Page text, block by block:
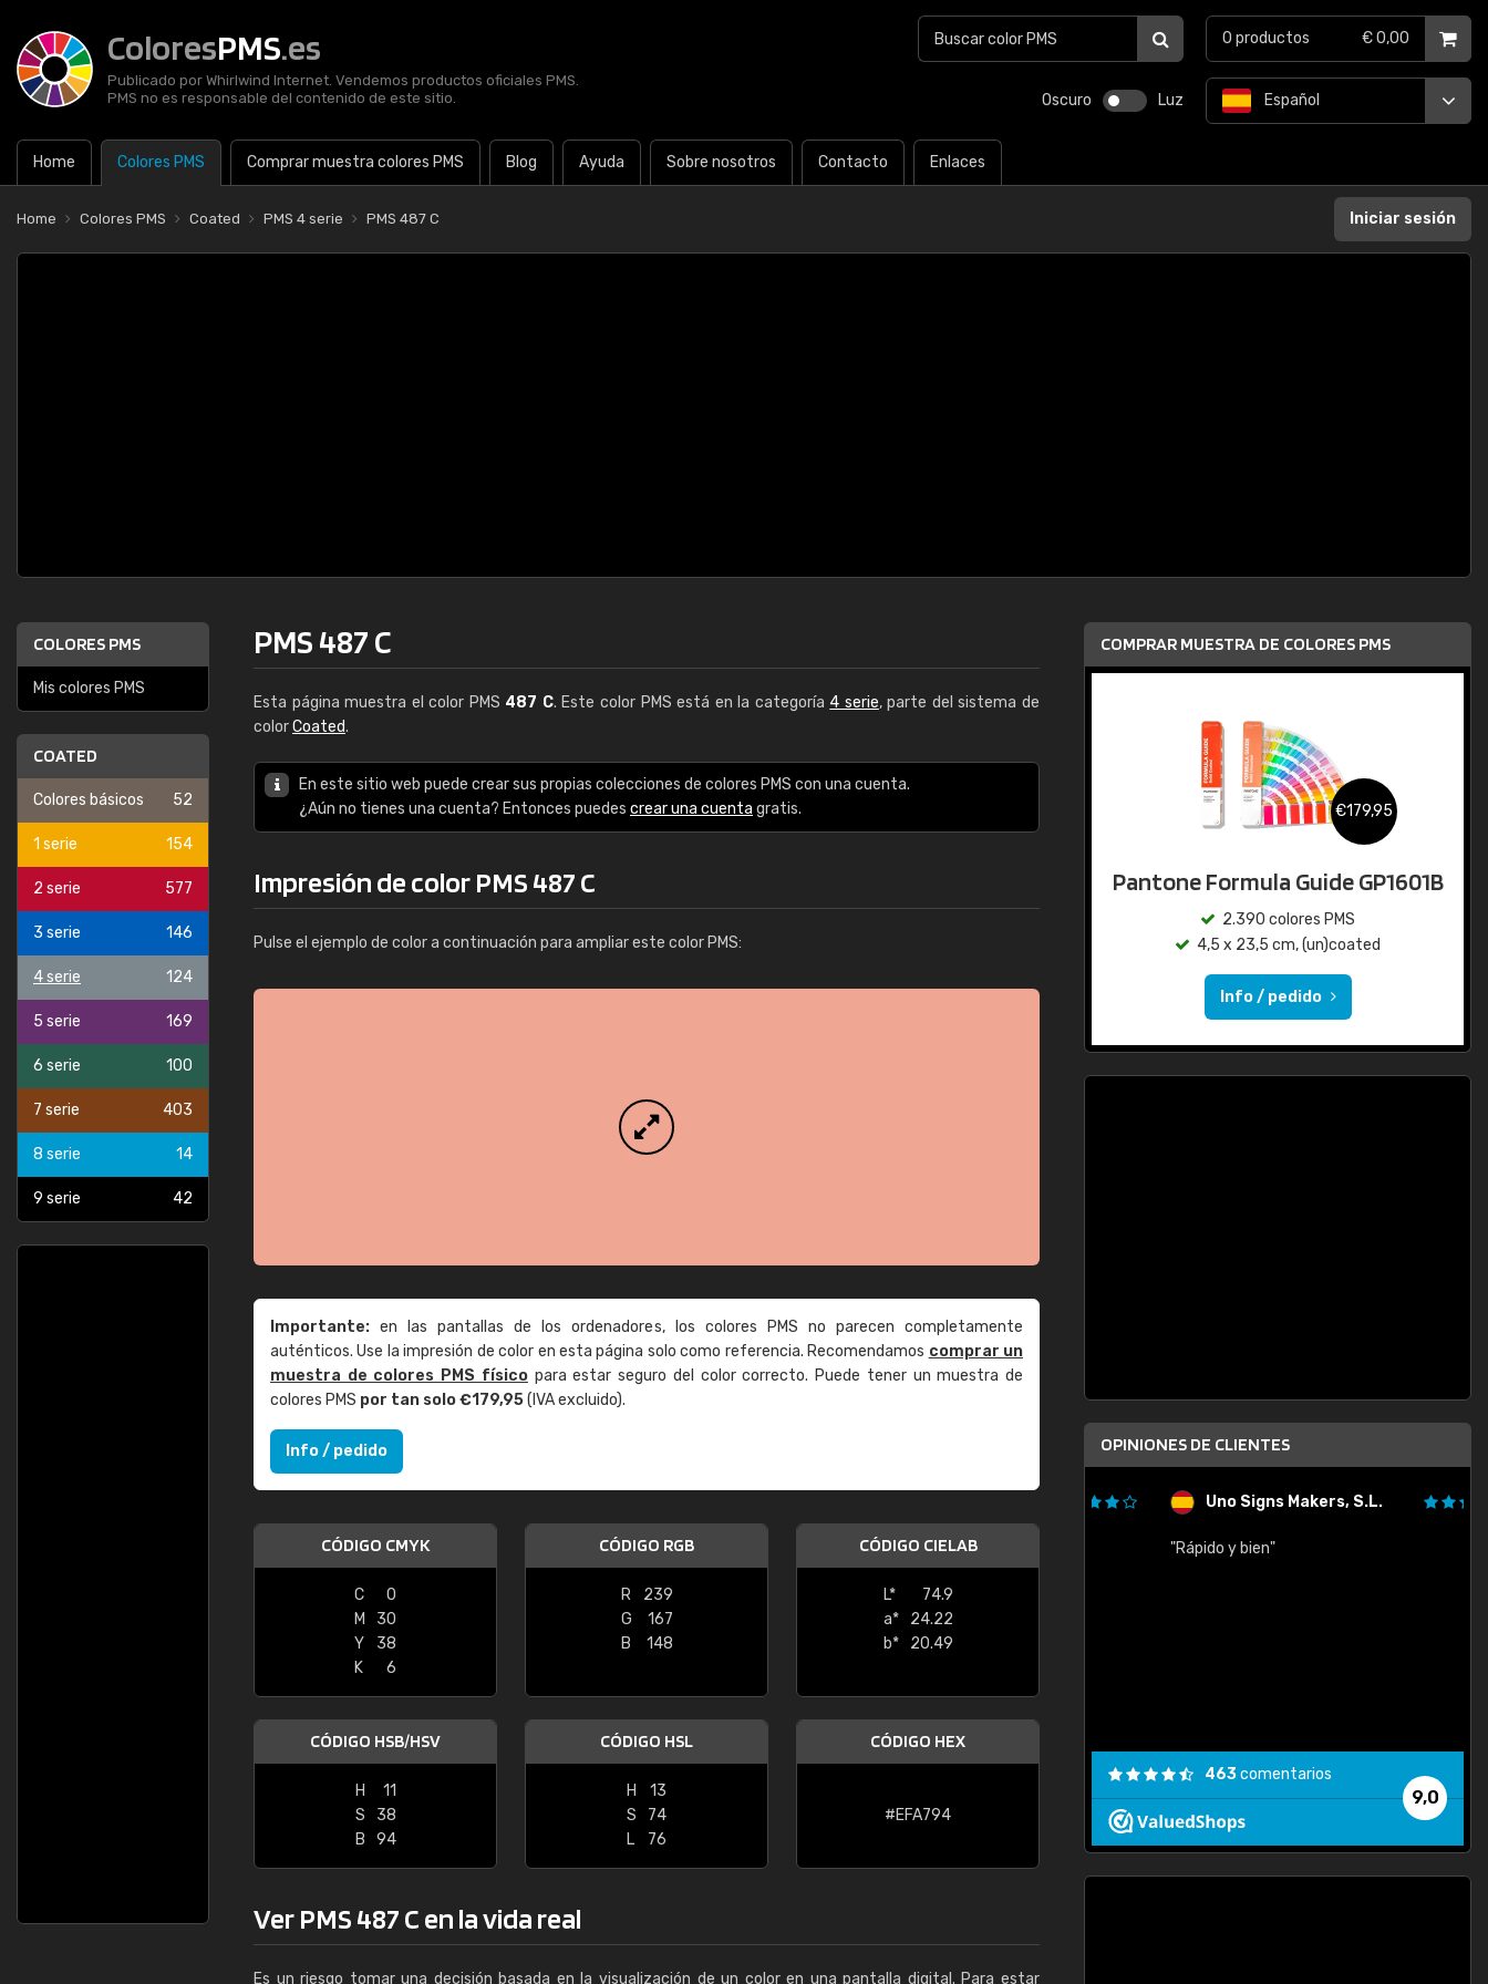
ColoresPMS.es
Publicado por Whirlwind Internet. Vendemos productos oficiales PMS.
PMS no es responsable del contenido de este sitio.
Oscuro Luz
Home Colores PMS Comprar muestra colores PMS Blog Ayuda Sobre nosotros Contacto Enlaces
Español
0 productos € 0,00
Home Colores PMS Coated PMS 4 serie PMS 487 C Iniciar sesión
COLORES PMS
Mis colores PMS
COATED
Colores básicos 52
1 serie 154
2 serie 577
3 serie 146
4 serie 124
5 serie 169
6 serie 100
7 serie 403
8 serie 14
9 serie 42
PMS 487 C
Esta página muestra el color PMS 487 C. Este color PMS está en la categoría 4 serie, parte del sistema de
colorCoated.
En este sitio web puede crear sus propias colecciones de colores PMS con una cuenta.
¿Aún no tienes una cuenta? Entonces puedes crear una cuenta gratis.
Impresión de color PMS 487 C
Pulse el ejemplo de color a continuación para ampliar este color PMS:
Importante: en las pantallas de los ordenadores, los colores PMS no parecen completamente
auténticos. Use la impresión de color en esta página solo como referencia. Recomendamos comprar un
muestra de colores PMS físicopara estar seguro del color correcto. Puede tener un muestra de
colores PMS por tan solo €179,95(IVA excluido).
Info / pedido
CÓDIGO CMYK
C
0
M
30
Y
38
K
6
CÓDIGO RGB
R
239
G
167
B
148
CÓDIGO CIELAB
L*
74.9
a*
24.22
b*
20.49
CÓDIGO HSB/HSV
H
11
S
38
B
94
CÓDIGO HSL
H
13
S
74
L
76
CÓDIGO HEX
#EFA794
Ver PMS 487 C en la vida real
Es un riesgo tomar una decisión basada en la visualización de un color en una pantalla digital. Para estar
COMPRAR MUESTRA DE COLORES PMS
€179,95
Pantone Formula Guide GP1601B
2.390 colores PMS
4,5 x 23,5 cm, (un)coated
Info / pedido
OPINIONES DE CLIENTES
"Buen servicio. No obstante No es fácil
encontrar/comprar lo que se busca"
Uno Signs Makers, S.L.
"Rápido y bien"
9,0
463comentarios